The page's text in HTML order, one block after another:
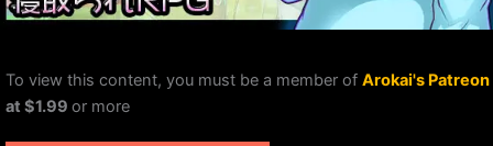
To view this content, you must be a member of Arokai's Patreon
at $1.99 or more